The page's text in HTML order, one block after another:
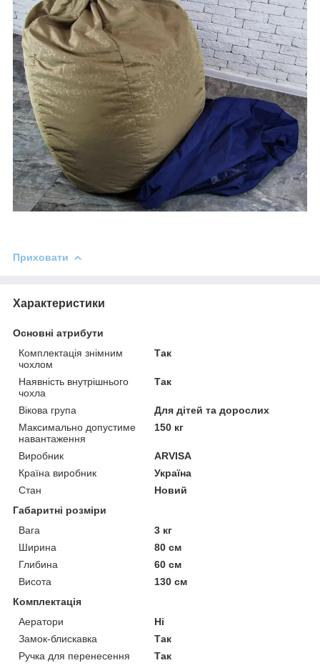
Приховати
Характеристики
Основні атрибути
Комплектація знімним
чохлом
Так
Наявність внутрішнього
чохла
Так
Вікова група
Для дітей та дорослих
Максимально допустиме
навантаження
150 кг
Виробник
ARVISA
Країна виробник
Україна
Стан
Новий
Габаритні розміри
Вага
3 кг
Ширина
80 см
Глибина
60 см
Висота
130 см
Комплектація
Аератори
Ні
Замок-блискавка
Так
Ручка для перенесення
Так